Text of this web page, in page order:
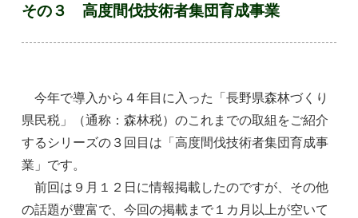
その３ 高度間伐技術者集団育成事業
今年で導入から４年目に入った「長野県森林づくり
県民税」（通称：森林税）のこれまでの取組をご紹介
するシリーズの３回目は「高度間伐技術者集団育成事
業」です。
前回は９月１２日に情報掲載したのですが、その他
の話題が豊富で、今回の掲載まで１カ月以上が空いて